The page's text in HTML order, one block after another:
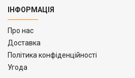
ІНФОРМАЦІЯ
Про нас
Доставка
Політика конфіденційності
Угода